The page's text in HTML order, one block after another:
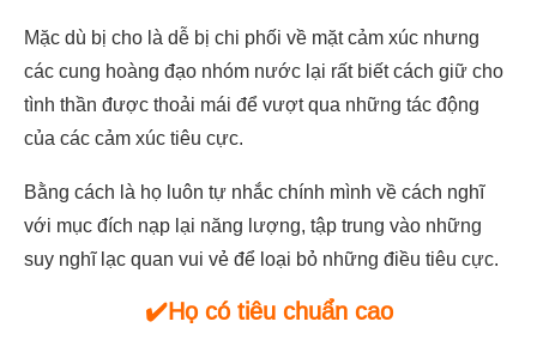
Mặc dù bị cho là dễ bị chi phối về mặt cảm xúc nhưng
các cung hoàng đạo nhóm nước lại rất biết cách giữ cho
tình thần được thoải mái để vượt qua những tác động
của các cảm xúc tiêu cực.
Bằng cách là họ luôn tự nhắc chính mình về cách nghĩ
với mục đích nạp lại năng lượng, tập trung vào những
suy nghĩ lạc quan vui vẻ để loại bỏ những điều tiêu cực.
✔️Họ có tiêu chuẩn cao